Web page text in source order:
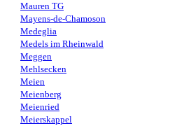
Mauren TG
Mayens-de-Chamoson
Medeglia
Medels im Rheinwald
Meggen
Mehlsecken
Meien
Meienberg
Meienried
Meierskappel